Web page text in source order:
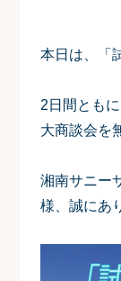
本日は、「
2日間とも
大商談会を
湘南サニー
様、誠にあ